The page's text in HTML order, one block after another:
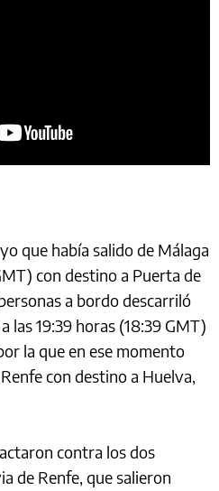
que había salido de Málaga
con destino a Puerta de
a bordo descarriló
las 19:39 horas (18:39 GMT)
la que en ese momento
con destino a Huelva,
contra los dos
de Renfe, que salieron